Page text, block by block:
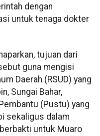
dengan
untuk tenaga dokter
tujuan dari
guna mengisi
Daerah (RSUD) yang
Sungai Bahar,
(Pustu) yang
sekaligus dalam
untuk Muaro